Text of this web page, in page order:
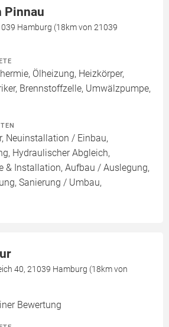
Pinnau
Hamburg (18km von 21039
Ölheizung, Heizkörper,
Brennstoffzelle, Umwälzpumpe,
Neuinstallation / Einbau,
Hydraulischer Abgleich,
& Installation, Aufbau / Auslegung,
Sanierung / Umbau,
40, 21039 Hamburg (18km von
Bewertung